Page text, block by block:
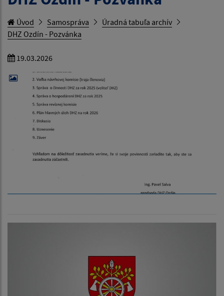
Úvod Samospráva
Úradná tabuľa archív
DHZ Ozdín - Pozvánka
19.03.2026